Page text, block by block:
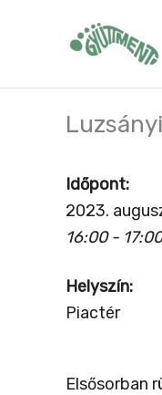
Időpont:
2023.
16:00 - 17:00
Helyszín:
Piactér
Elsősorban